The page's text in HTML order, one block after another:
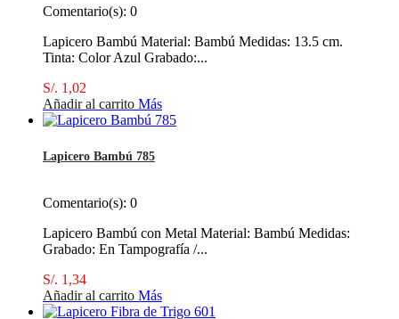
Comentario(s): 0
Lapicero Bambú Material: Bambú Medidas: 13.5 cm.
Tinta: Color Azul Grabado:...
S/. 1,02
Añadir al carrito Más
Lapicero Bambú 785
Comentario(s): 0
Lapicero Bambú con Metal Material: Bambú Medidas:
Grabado: En Tampografía /...
S/. 1,34
Añadir al carrito Más